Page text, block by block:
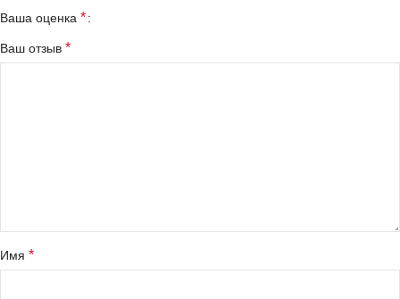
Ваша оценка *
Ваш отзыв *
Имя *